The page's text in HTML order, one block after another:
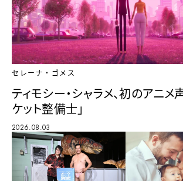
セレーナ・ゴメス
ティモシー・シャラメ、初のアニメ
ケット整備士」
2026.08.03